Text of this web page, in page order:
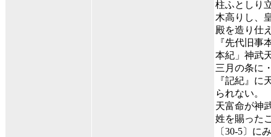
柱ふとしり
木高りし、
殿を造り仕
『先代旧事
本紀」神武
三月の条に
『記紀』に
られない。
天富命が神
姓を賜った
〔30-5〕に